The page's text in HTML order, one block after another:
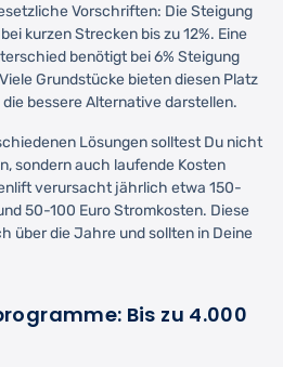
Vorschriften: Die Steigung
kurzen Strecken bis zu 12%. Eine
benötigt bei 6% Steigung
Grundstücke bieten diesen Platz
bessere Alternative darstellen.
Lösungen solltest Du nicht
sondern auch laufende Kosten
verursacht jährlich etwa 150-
50-100 Euro Stromkosten. Diese
über die Jahre und sollten in Deine
Bis zu 4.000